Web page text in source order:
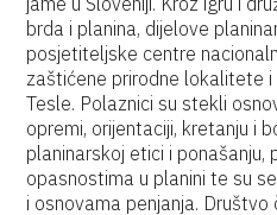
brda i planina, dijelove
posjetiteljske centre
zaštićene prirodne lokalitete
Tesle. Polaznici su stekli
opremi, orijentaciji, kretanju i
planinarskoj etici i ponašanju,
opasnostima u planini te su
i osnovama penjanja.